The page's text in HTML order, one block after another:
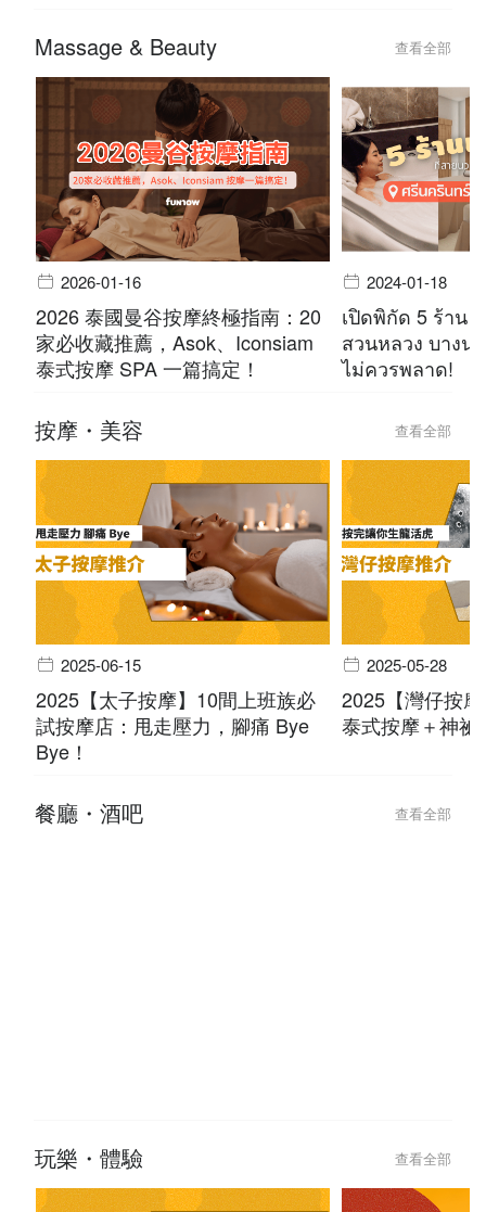
Massage & Beauty 查看全部
2026-01-16
2026 泰國曼谷按摩終極指南：20
家必收藏推薦，Asok、Iconsiam
泰式按摩 SPA 一篇搞定！
2024-01-18
เปิดพิกัด 5 ร้าน
สวนหลวง บาง
ไม่ควรพลาด!
按摩・美容 查看全部
2025-06-15
2025【太子按摩】10間上班族必
試按摩店：甩走壓力，腳痛 Bye
Bye！
2025-05-28
2025【灣仔按
泰式按摩＋神
餐廳・酒吧 查看全部
玩樂・體驗 查看全部